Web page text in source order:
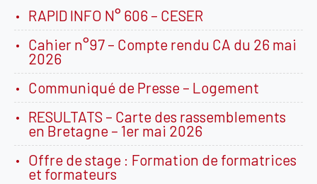
RAPID INFO N° 606 – CESER
Cahier n°97 – Compte rendu CA du 26 mai
2026
Communiqué de Presse – Logement
RESULTATS – Carte des rassemblements
en Bretagne – 1er mai 2026
Offre de stage : Formation de formatrices
et formateurs